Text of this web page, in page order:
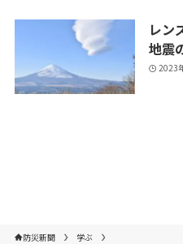
レン
地震
2023
防災新聞 学ぶ